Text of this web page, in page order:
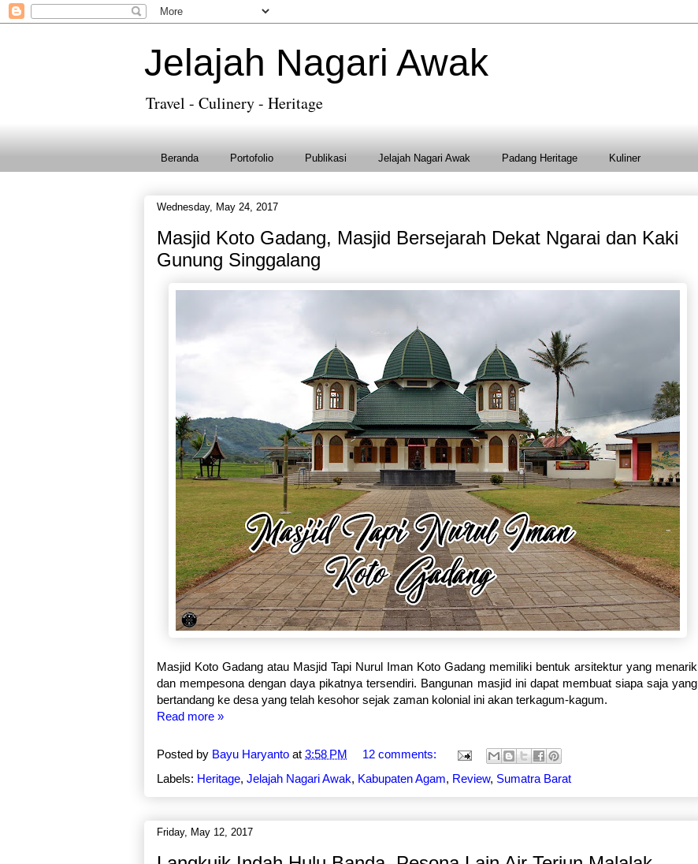
Jelajah Nagari Awak
Travel - Culinery - Heritage
Beranda Portofolio Publikasi Jelajah Nagari Awak Padang Heritage Kuliner
Wednesday, May 24, 2017
Masjid Koto Gadang, Masjid Bersejarah Dekat Ngarai dan Kaki
Gunung Singgalang
Masjid Koto Gadang atau Masjid Tapi Nurul Iman Koto Gadang memiliki bentuk arsitektur yang menarik
dan mempesona dengan daya pikatnya tersendiri. Bangunan masjid ini dapat membuat siapa saja yang
bertandang ke desa yang telah kesohor sejak zaman kolonial ini akan terkagum-kagum.
Read more »
Posted by Bayu Haryanto at 3:58 PM
12 comments:
Labels: Heritage, Jelajah Nagari Awak, Kabupaten Agam, Review, Sumatra Barat
Friday, May 12, 2017